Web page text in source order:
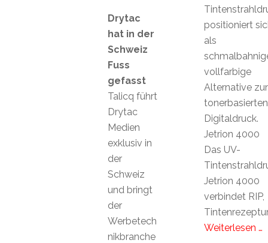
positioniert
als
vollfarbige
Alternative
tonerbasierten
Digitaldruck.
Jetrion 4000
Das UV-
Jetrion 4000
verbindet RIP,
Weiterlesen …
Drytac
hat in der
Schweiz
Fuss
gefasst
Talicq führt
Drytac
Medien
exklusiv in
der
Schweiz
und bringt
der
Werbetech
nikbranche